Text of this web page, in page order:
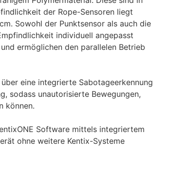
der Rope-Sensoren liegt
Sowohl der Punktsensor als auch die
individuell angepasst
ermöglichen den parallelen Betrieb
eine integrierte Sabotageerkennung
sodass unautorisierte Bewegungen,
können.
Software mittels integriertem
ohne weitere Kentix-Systeme